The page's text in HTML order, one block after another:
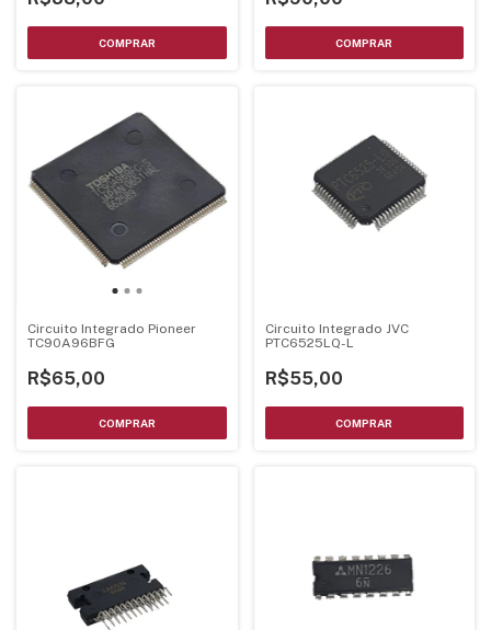
Circuito Integrado Pioneer
TC90A96BFG
R$65,00
Circuito Integrado JVC
PTC6525LQ-L
R$55,00